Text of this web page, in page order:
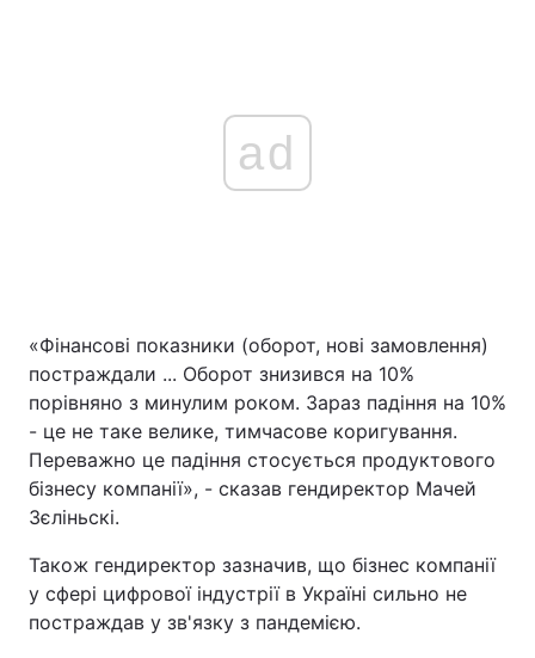
ad
«Фінансові показники (оборот, нові замовлення)
постраждали ... Оборот знизився на 10%
порівняно з минулим роком. Зараз падіння на 10%
- це не таке велике, тимчасове коригування.
Переважно це падіння стосується продуктового
бізнесу компанії», - сказав гендиректор Мачей
Зєліньскі.
Також гендиректор зазначив, що бізнес компанії
у сфері цифрової індустрії в Україні сильно не
постраждав у зв'язку з пандемією.